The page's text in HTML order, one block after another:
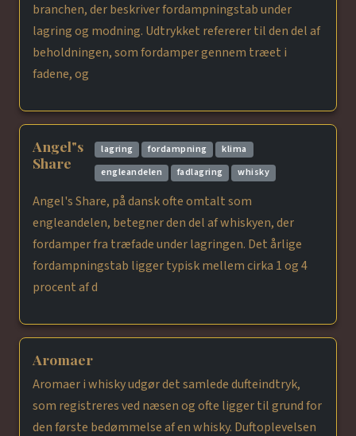
branchen, der beskriver fordampningstab under
lagring og modning. Udtrykket refererer til den del af
beholdningen, som fordamper gennem træet i
fadene, og
Angel"s
Share
lagring fordampning
klima
engleandelen
fadlagring whisky
Angel's Share, på dansk ofte omtalt som
engleandelen, betegner den del af whiskyen, der
fordamper fra træfade under lagringen. Det årlige
fordampningstab ligger typisk mellem cirka 1 og 4
procent af d
Aromaer
Aromaer i whisky udgør det samlede dufteindtryk,
som registreres ved næsen og ofte ligger til grund for
den første bedømmelse af en whisky. Duftoplevelsen